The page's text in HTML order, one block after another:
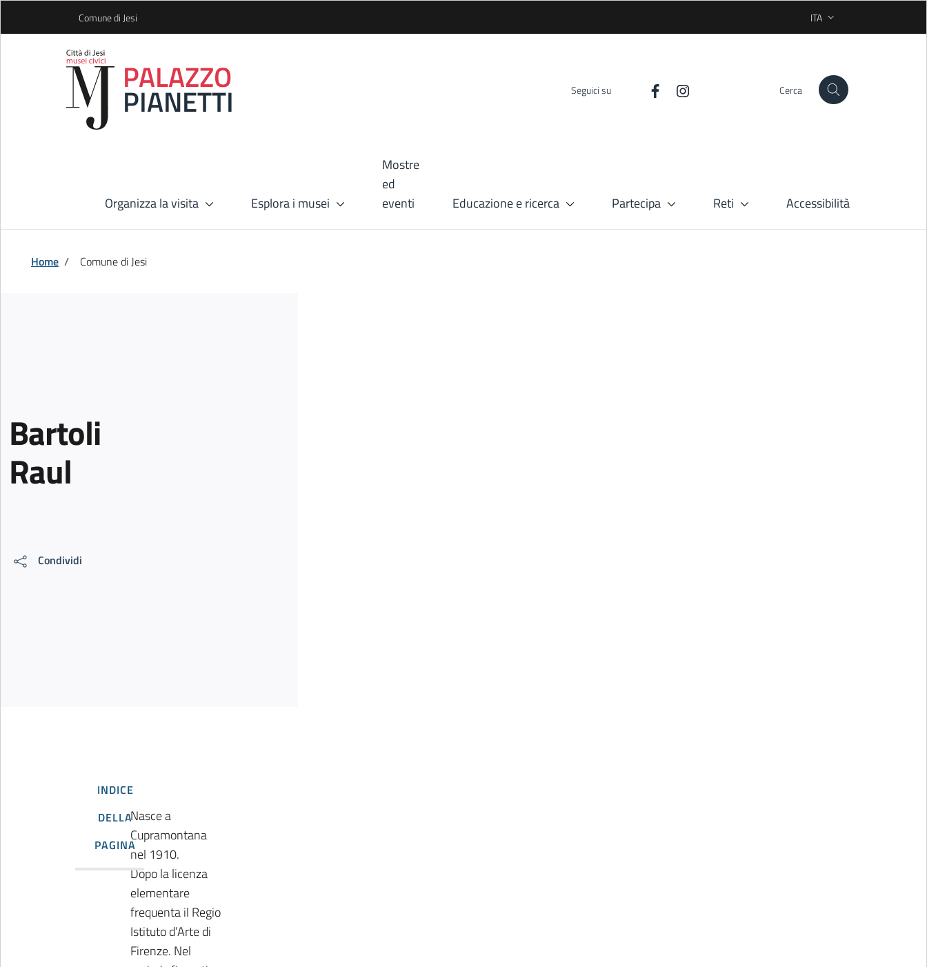
Skip to Main ContentComune di Jesi SELEZIONE LINGUA:
ITA
PALAZZO
PIANETTI Seguici su Cerca
Organizza la visita Esplora i musei
Mostre
ed
eventi
Educazione e ricerca Partecipa Reti Accessibilità
Home / Comune di Jesi
Bartoli
Raul
Condividi
INDICE
DELLA
PAGINA
Nasce a
Cupramontana
nel 1910.
Dopo la licenza
elementare
frequenta il Regio
Istituto d’Arte di
Firenze. Nel